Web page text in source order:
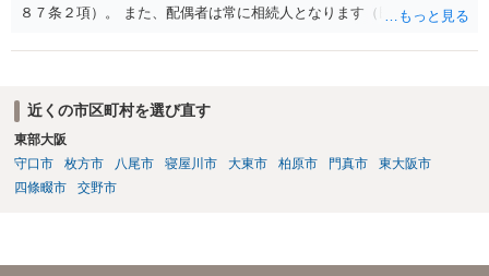
８７条２項）。 また、配偶者は常に相続人となります（民法８９０
も相続権があります。つまり、孫５人に加えて「おじ又はおば」にも
近くの市区町村を選び直す
東部大阪
守口市
枚方市 八尾市 寝屋川市 大東市 柏原市 門真市
東大阪市
四條畷市
交野市